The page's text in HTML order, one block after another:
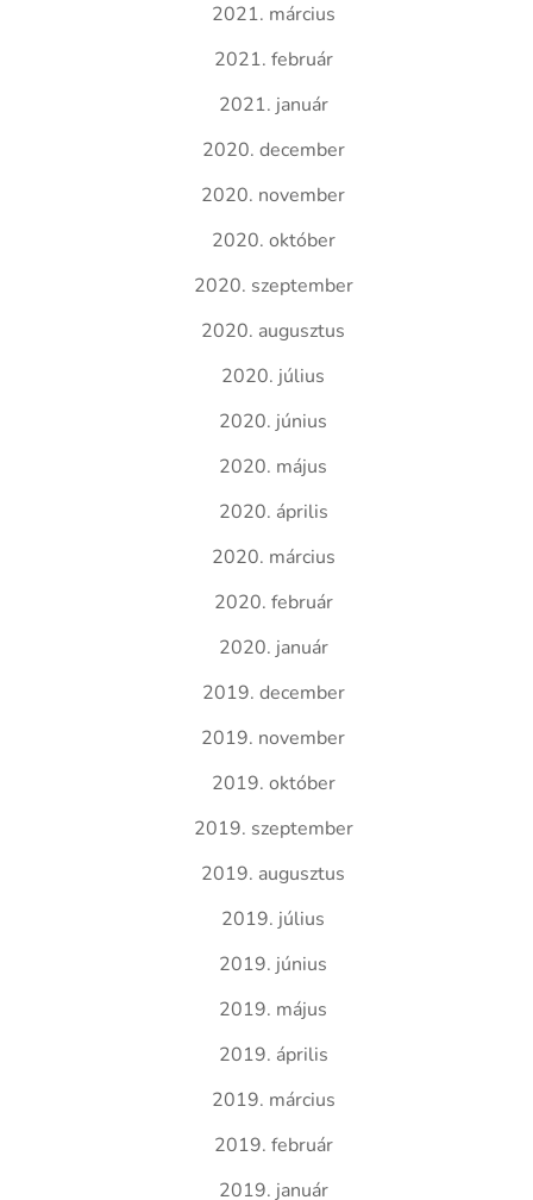
2021. március
2021. február
2021. január
2020. december
2020. november
2020. október
2020. szeptember
2020. augusztus
2020. július
2020. június
2020. május
2020. április
2020. március
2020. február
2020. január
2019. december
2019. november
2019. október
2019. szeptember
2019. augusztus
2019. július
2019. június
2019. május
2019. április
2019. március
2019. február
2019. január